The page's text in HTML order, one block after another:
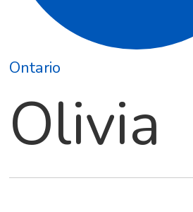
Ontario
Olivia